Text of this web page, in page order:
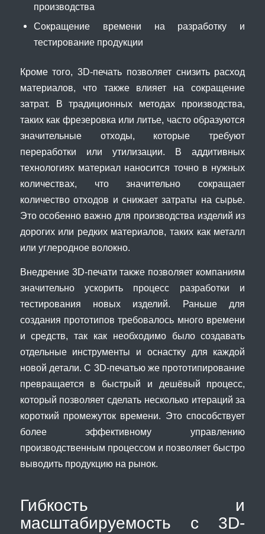
производства
Сокращение времени на разработку и
тестирование продукции
Кроме того, 3D-печать позволяет снизить расход
материалов, что также влияет на сокращение
затрат. В традиционных методах производства,
таких как фрезеровка или литье, часто образуются
значительные отходы, которые требуют
переработки или утилизации. В аддитивных
технологиях материал наносится точно в нужных
количествах, что значительно сокращает
количество отходов и снижает затраты на сырье.
Это особенно важно для производства изделий из
дорогих или редких материалов, таких как металл
или углеродное волокно.
Внедрение 3D-печати также позволяет компаниям
значительно ускорить процесс разработки и
тестирования новых изделий. Раньше для
создания прототипов требовалось много времени
и средств, так как необходимо было создавать
отдельные инструменты и оснастку для каждой
новой детали. С 3D-печатью же прототипирование
превращается в быстрый и дешёвый процесс,
который позволяет сделать несколько итераций за
короткий промежуток времени. Это способствует
более эффективному управлению
производственным процессом и позволяет быстро
выводить продукцию на рынок.
Гибкость и
масштабируемость с 3D-